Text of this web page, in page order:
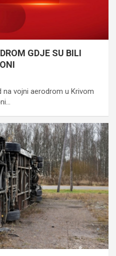
GDJE SU BILI
na vojni aerodrom u Krivom